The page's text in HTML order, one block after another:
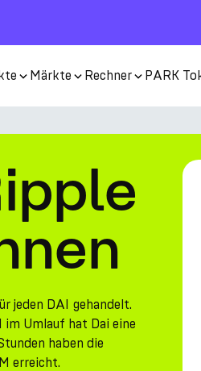
Märkte Rechner PARK
jeden DAI gehandelt.
Umlauf hat Dai eine
haben die
erreicht.